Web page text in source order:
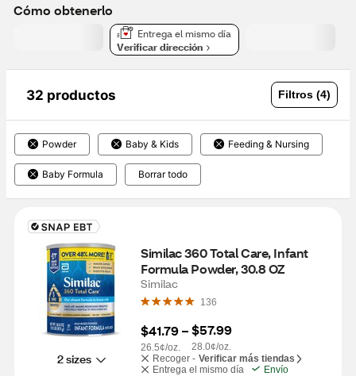
Cómo obtenerlo
Entrega el mismo día
Verificar dirección
32 productos Filtros (4)
Powder Baby & Kids Feeding & Nursing
Baby Formula Borrar todo
2 sizes
Similac 360 Total Care, Infant
Formula Powder, 30.8 OZ
Similac
136
$41.79 –
26.5¢/oz.
$57.99
28.0¢/oz.
Recoger - Verificar más tiendas
Entrega el mismo día
Envío